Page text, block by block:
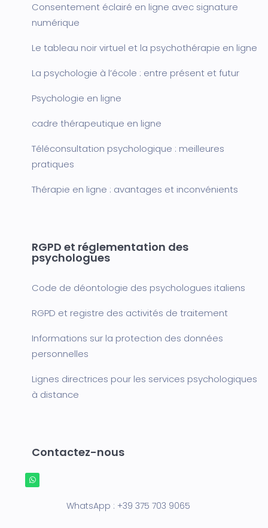
Consentement éclairé en ligne avec signature
numérique
Le tableau noir virtuel et la psychothérapie en ligne
La psychologie à l’école : entre présent et futur
Psychologie en ligne
cadre thérapeutique en ligne
Téléconsultation psychologique : meilleures
pratiques
Thérapie en ligne : avantages et inconvénients
RGPD et réglementation des
psychologues
Code de déontologie des psychologues italiens
RGPD et registre des activités de traitement
Informations sur la protection des données
personnelles
Lignes directrices pour les services psychologiques
à distance
Contactez-nous
WhatsApp : +39 375 703 9065